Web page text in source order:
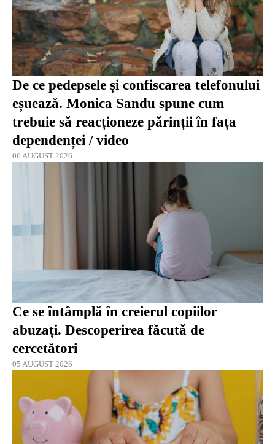
De ce pedepsele și confiscarea telefonului
eșuează. Monica Sandu spune cum
trebuie să reacționeze părinții în fața
dependenței / video
06 AUGUST 2026
Ce se întâmplă în creierul copiilor
abuzați. Descoperirea făcută de
cercetători
05 AUGUST 2026